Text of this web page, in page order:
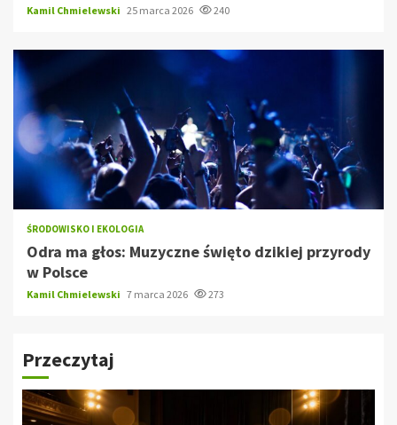
Kamil Chmielewski 25 marca 2026 240
ŚRODOWISKO I EKOLOGIA
Odra ma głos: Muzyczne święto dzikiej przyrody
w Polsce
Kamil Chmielewski 7 marca 2026 273
Przeczytaj